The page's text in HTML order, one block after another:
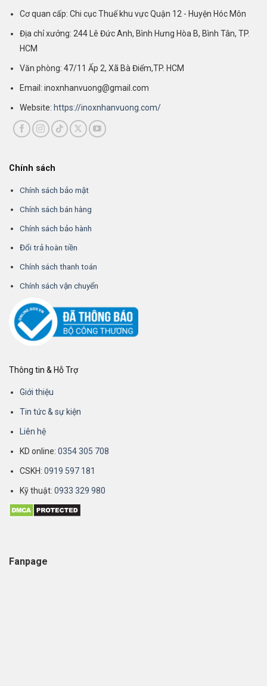
Cơ quan cấp: Chi cục Thuế khu vực Quận 12 - Huyện Hóc Môn
Địa chỉ xưởng: 244 Lê Đức Anh, Bình Hưng Hòa B, Bình Tân, TP.
HCM
Văn phòng: 47/11 Ấp 2, Xã Bà Điểm,TP. HCM
Email: inoxnhanvuong@gmail.com
Website: https://inoxnhanvuong.com/
Chính sách
Chính sách bảo mật
Chính sách bán hàng
Chính sách bảo hành
Đổi trả hoàn tiền
Chính sách thanh toán
Chính sách vận chuyển
Thông tin & Hỗ Trợ
Giới thiệu
Tin tức & sự kiện
Liên hệ
KD online:0354 305 708
CSKH: 0919 597 181
Kỹ thuật:0933 329 980
Fanpage